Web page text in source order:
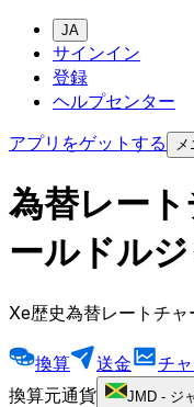
JA
サインイン
登録
ヘルプセンター
アプリをゲットする
メ
為替レー
ールドル
Xe歴史為替レートチャ
換算 送金 チ
換算元通貨
JMD - ジ